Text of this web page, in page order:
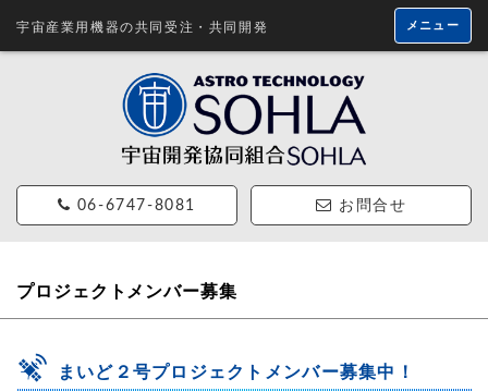
宇宙産業用機器の共同受注・共同開発 メニュー
06-6747-8081 お問合せ
プロジェクトメンバー募集
まいど２号プロジェクトメンバー募集中！